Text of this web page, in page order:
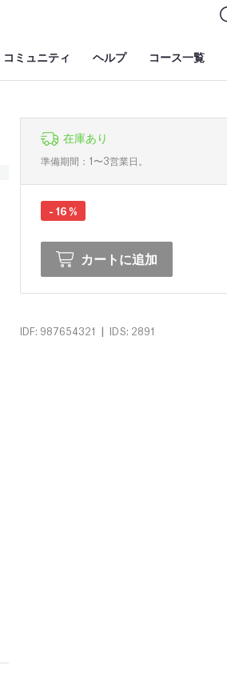
コミュニティ ヘルプ コース一覧
在庫あり
準備期間：1〜3営業日。
- 16%
カートに追加
IDF: 987654321 | IDS: 2891